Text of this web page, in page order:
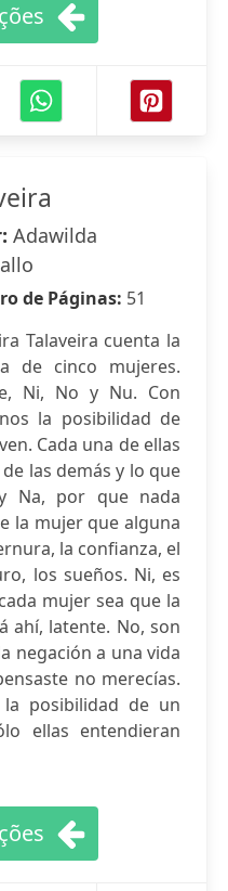
Adawilda
de Páginas: 51
Talaveira cuenta la
de cinco mujeres.
Ni, No y Nu. Con
la posibilidad de
Cada una de ellas
las demás y lo que
Na, por que nada
la mujer que alguna
la confianza, el
los sueños. Ni, es
mujer sea que la
ahí, latente. No, son
negación a una vida
no merecías.
la posibilidad de un
ellas entendieran